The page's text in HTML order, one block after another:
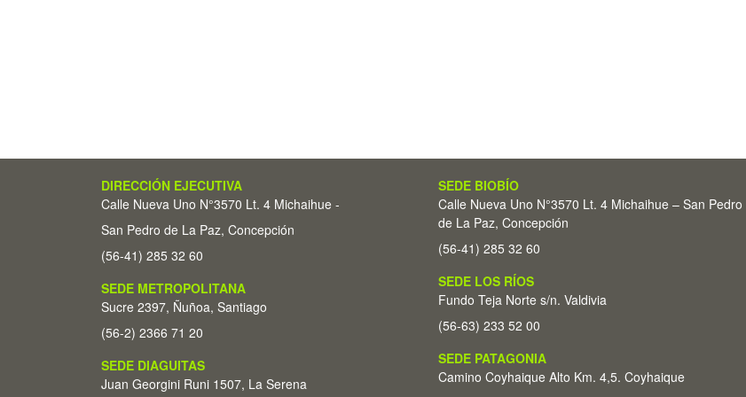
DIRECCIÓN EJECUTIVA
Calle Nueva Uno N°3570 Lt. 4 Michaihue -
San Pedro de La Paz, Concepción
(56-41) 285 32 60
SEDE METROPOLITANA
Sucre 2397, Ñuñoa, Santiago
(56-2) 2366 71 20
SEDE DIAGUITAS
Juan Georgini Runi 1507, La Serena
SEDE BIOBÍO
Calle Nueva Uno N°3570 Lt. 4 Michaihue – San Pedro
de La Paz, Concepción
(56-41) 285 32 60
SEDE LOS RÍOS
Fundo Teja Norte s/n. Valdivia
(56-63) 233 52 00
SEDE PATAGONIA
Camino Coyhaique Alto Km. 4,5. Coyhaique